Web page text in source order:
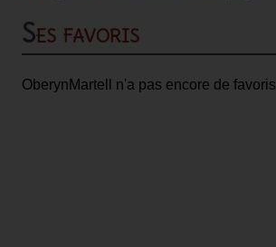
Ses favoris
OberynMartell n'a pas encore de favoris